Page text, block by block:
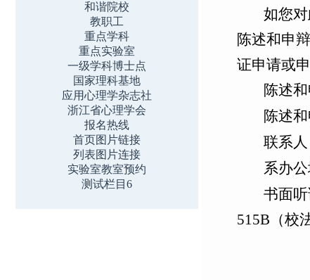
和谐院校
教职工
重点学科
重点实验室
一级学科博士点
国家理科基地
应用心理学杂志社
浙江省心理学会
报名热线
首页图片链接
列表图片连接
实验室教室预约
测试栏目6
如您
陈述和申
证申请或
陈述
陈述
联系人
系办
书面
515B （校